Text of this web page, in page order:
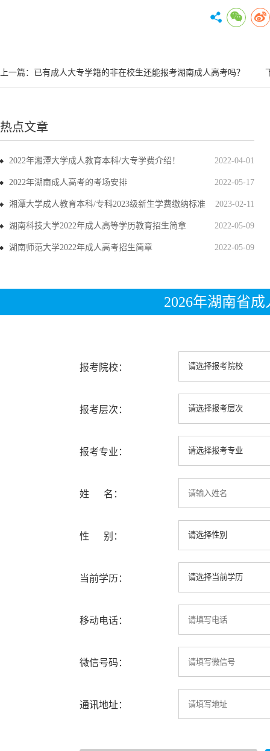
上一篇： 已有成人大专学籍的非在校生还能报考湖南成人高考吗？
热点文章
2022-04-01
2022年湘潭大学成人教育本科/大专学费介绍！
2022-05-17
2022年湖南成人高考的考场安排
2023-02-11
湘潭大学成人教育本科/专科2023级新生学费缴纳标准
2022-05-09
湖南科技大学2022年成人高等学历教育招生简章
2022-05-09
湖南师范大学2022年成人高考招生简章
2026年湖南省
报考院校：
报考层次：
报考专业：
姓 名：
性 别：
当前学历：
移动电话：
微信号码：
通讯地址：